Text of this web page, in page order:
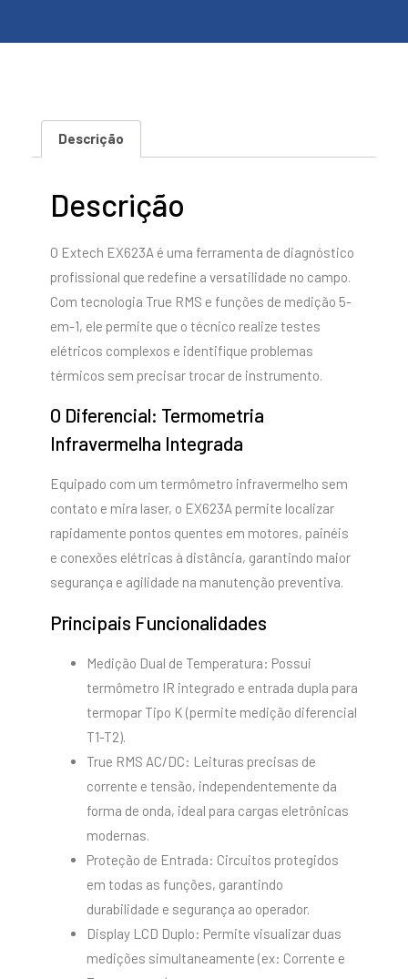
Descrição
Descrição
O Extech EX623A é uma ferramenta de diagnóstico
profissional que redefine a versatilidade no campo.
Com tecnologia True RMS e funções de medição 5-
em-1, ele permite que o técnico realize testes
elétricos complexos e identifique problemas
térmicos sem precisar trocar de instrumento.
O Diferencial: Termometria
Infravermelha Integrada
Equipado com um termômetro infravermelho sem
contato e mira laser, o EX623A permite localizar
rapidamente pontos quentes em motores, painéis
e conexões elétricas à distância, garantindo maior
segurança e agilidade na manutenção preventiva.
Principais Funcionalidades
Medição Dual de Temperatura: Possui
termômetro IR integrado e entrada dupla para
termopar Tipo K (permite medição diferencial
T1-T2).
True RMS AC/DC: Leituras precisas de
corrente e tensão, independentemente da
forma de onda, ideal para cargas eletrônicas
modernas.
Proteção de Entrada: Circuitos protegidos
em todas as funções, garantindo
durabilidade e segurança ao operador.
Display LCD Duplo: Permite visualizar duas
medições simultaneamente (ex: Corrente e